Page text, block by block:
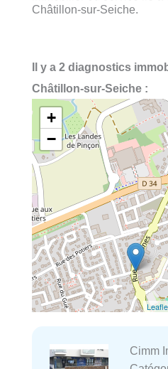
Châtillon-sur-Seiche.
Il y a 2 diagnostics
Châtillon-sur-Seiche :
+
−
Cimm